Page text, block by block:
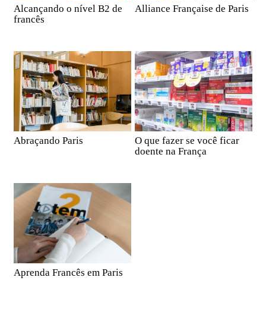
Alcançando o nível B2 de
francês
Alliance Française de Paris
Abraçando Paris
O que fazer se você ficar
doente na França
Aprenda Francês em Paris